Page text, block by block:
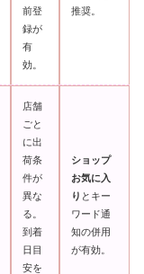
前登
録が
有
効。
推奨。
店舗
ごと
に出
荷条
件が
異な
る。
到着
日目
安を
ショップ
お気に入
り とキー
ワード通
知の併用
が有効。